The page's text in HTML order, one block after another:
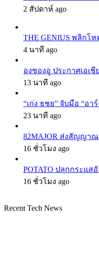
2 สัปดาห์ ago
THE GENIUS พลิกโ
4 นาที ago
องซองอู ประกาศเอเ
13 นาที ago
“เก่ง ธชย” จับมือ “อา
23 นาที ago
82MAJOR ส่งสัญญาณ
16 ชั่วโมง ago
POTATO ปลุกกระแส
16 ชั่วโมง ago
Recent Tech News